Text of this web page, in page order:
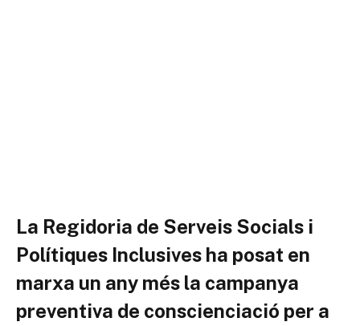
La Regidoria de Serveis Socials i
Polítiques Inclusives ha posat en
marxa un any més la campanya
preventiva de conscienciació per a